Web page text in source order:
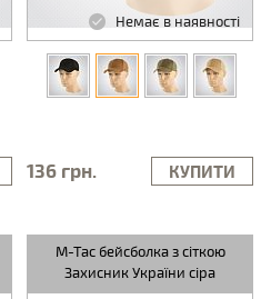
Немає в наявності
136 грн. КУПИТИ
M-Tac бейсболка з сіткою
Захисник України сіра